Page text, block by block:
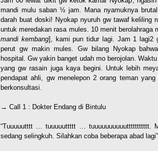
mandi mulu saban ½ jam. Mana nyamuknya
darah buat doski! Nyokap nyuruh gw tawaf keliling
untuk meredakan rasa mules. 10 menit berolahraga
mandi kembang], kami pun tidur lagi. Jam 1 lagi2
perut gw makin mules. Gw bilang Nyokap
hospital. Gw yakin banget udah mo berojolan.
yang gw rasain juga kaya begini. Untuk lebih
pendapat ahli, gw menelepon 2 orang teman
berkonsultasi.
→ Call 1 : Dokter Endang di Bintulu
“Tuuuuutttt … tuuuuuttttt … tuuuuuuuuuuttttttttttt.
sedang selingkuh. Silahkan coba beberapa abad lagi”